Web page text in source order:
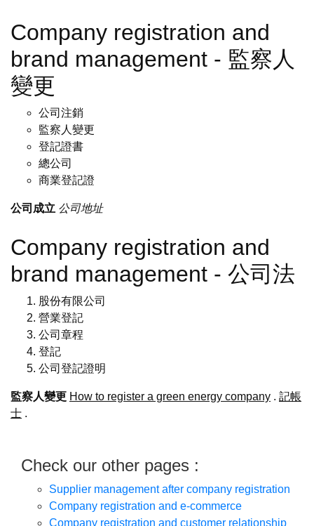
Company registration and
brand management - 監察人
變更
公司注銷
監察人變更
登記證書
總公司
商業登記證
公司成立 公司地址
Company registration and
brand management - 公司法
股份有限公司
營業登記
公司章程
登記
公司登記證明
監察人變更 How to register a green energy company . 記帳
士 .
Check our other pages :
Supplier management after company registration
Company registration and e-commerce
Company registration and customer relationship